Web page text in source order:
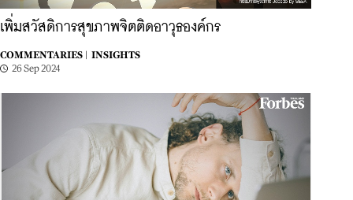
เพิ่มสวัสดิการสุขภาพจิตติดอาวุธองค์กร
COMMENTARIES |
INSIGHTS
26 Sep 2024